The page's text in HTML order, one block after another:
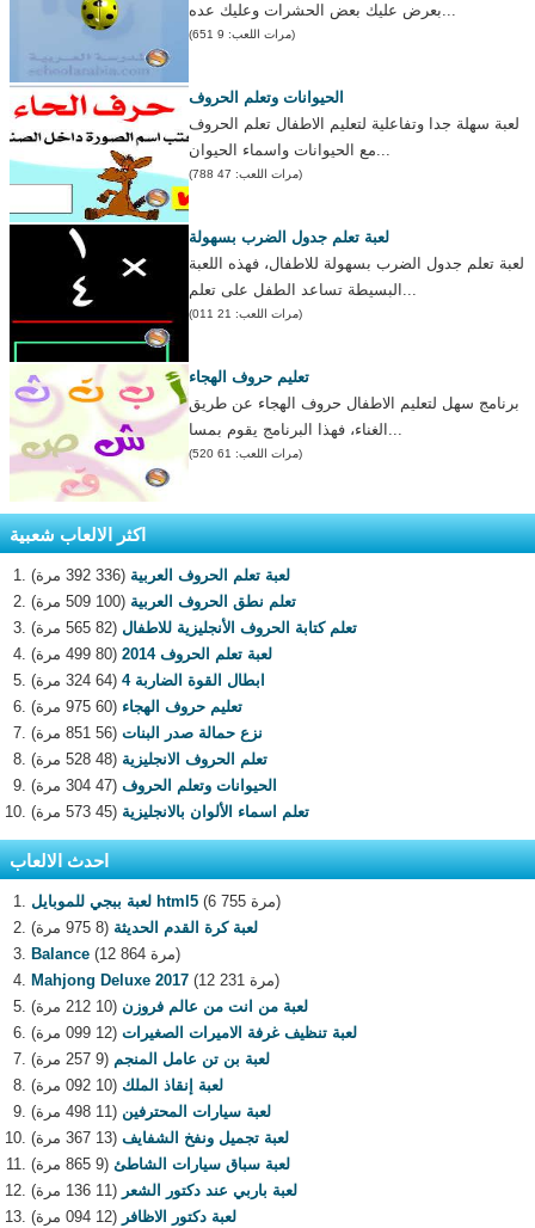
بعرض عليك بعض الحشرات وعليك عده...
(مرات اللعب: 9 651)
الحيوانات وتعلم الحروف
لعبة سهلة جدا وتفاعلية لتعليم الاطفال تعلم الحروف
مع الحيوانات واسماء الحيوان...
(مرات اللعب: 47 788)
لعبة تعلم جدول الضرب بسهولة
لعبة تعلم جدول الضرب بسهولة للاطفال، فهذه اللعبة
البسيطة تساعد الطفل على تعلم...
(مرات اللعب: 21 011)
تعليم حروف الهجاء
برنامج سهل لتعليم الاطفال حروف الهجاء عن طريق
الغناء، فهذا البرنامج يقوم بمسا...
(مرات اللعب: 61 520)
اكثر الالعاب شعبية
لعبة تعلم الحروف العربية (336 392 مرة)
تعلم نطق الحروف العربية (100 509 مرة)
تعلم كتابة الحروف الأنجليزية للاطفال (82 565 مرة)
لعبة تعلم الحروف 2014
(80 499 مرة)
ابطال القوة الضاربة 4
(64 324 مرة)
تعليم حروف الهجاء (60 975 مرة)
نزع حمالة صدر البنات (56 851 مرة)
تعلم الحروف الانجليزية (48 528 مرة)
الحيوانات وتعلم الحروف (47 304 مرة)
تعلم اسماء الألوان بالانجليزية (45 573 مرة)
احدث الالعاب
لعبة ببجي للموبايل html5
(6 755 مرة)
لعبة كرة القدم الحديثة (8 975 مرة)
Balance
(12 864 مرة)
Mahjong Deluxe 2017
(12 231 مرة)
لعبة من انت من عالم فروزن (10 212 مرة)
لعبة تنظيف غرفة الاميرات الصغيرات (12 099 مرة)
لعبة بن تن عامل المنجم (9 257 مرة)
لعبة إنقاذ الملك (10 092 مرة)
لعبة سيارات المحترفين (11 498 مرة)
لعبة تجميل ونفخ الشفايف (13 367 مرة)
لعبة سباق سيارات الشاطئ (9 865 مرة)
لعبة باربي عند دكتور الشعر (11 136 مرة)
لعبة دكتور الاظافر (12 094 مرة)